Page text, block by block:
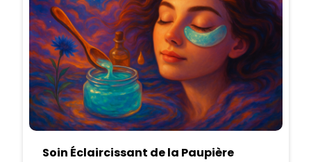
Soin Éclaircissant de la Paupière